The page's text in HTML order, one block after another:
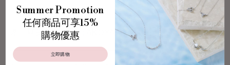
產品材質： Pearl: AKOYA珍珠6.0mm-6.5mm
Summer Promotion
任何商品可享15%
購物優惠
立即購物